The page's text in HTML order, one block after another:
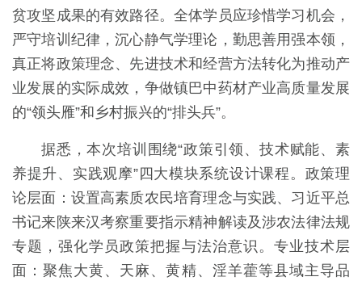
贫攻坚成果的有效路径。全体学员应珍惜学习机会，
严守培训纪律，沉心静气学理论，勤思善用强本领，
真正将政策理念、先进技术和经营方法转化为推动产
业发展的实际成效，争做镇巴中药材产业高质量发展
的“领头雁”和乡村振兴的“排头兵”。
据悉，本次培训围绕“政策引领、技术赋能、素
养提升、实践观摩”四大模块系统设计课程。政策理
论层面：设置高素质农民培育理念与实践、习近平总
书记来陕来汉考察重要指示精神解读及涉农法律法规
专题，强化学员政策把握与法治意识。专业技术层
面：聚焦大黄、天麻、黄精、淫羊藿等县域主导品